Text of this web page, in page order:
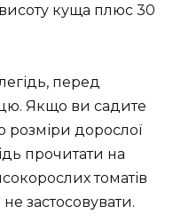
куща плюс 30
перед
Якщо ви садите
розміри дорослої
прочитати на
томатів
застосовувати.